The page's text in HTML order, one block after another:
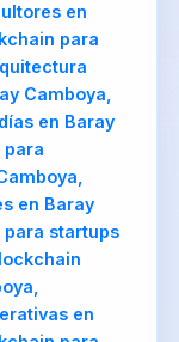
en
para
Camboya,
en Baray
para
en Baray
startups
en